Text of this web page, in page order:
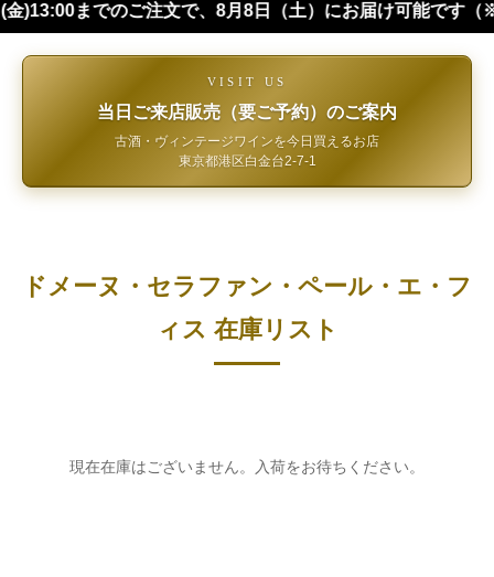
注文で、8月8日（土）にお届け可能です（※四国・中国
VISIT US
当日ご来店販売（要ご予約）のご案内
古酒・ヴィンテージワインを今日買えるお店
東京都港区白金台2-7-1
ドメーヌ・セラファン・ペール・エ・フ
ィス 在庫リスト
現在在庫はございません。入荷をお待ちください。